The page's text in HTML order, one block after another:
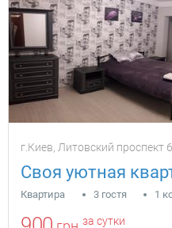
г.Киев, Литовский проспект
Квартира 3 гостя 1
за сутки